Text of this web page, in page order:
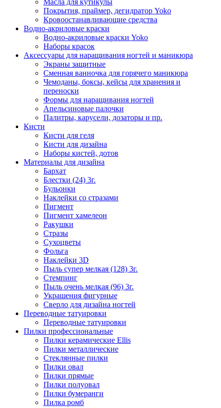
Масла для кутикулы
Покрытия, праймер, дегидратор Yoko
Кровоостанавливающие средства
Водно-акриловые краски
Водно-акриловые краски Yoko
Наборы красок
Аксессуары для наращивания ногтей и маникюра
Экраны защитные
Сменная ванночка для горячего маникюра
Чемоданы, боксы, кейсы для хранения и
переноски
Формы для наращивания ногтей
Апельсиновые палочки
Палитры, карусели, дозаторы и пр.
Кисти
Кисти для геля
Кисти для дизайна
Наборы кистей, дотов
Материалы для дизайна
Бархат
Блестки (24) 3г.
Бульонки
Наклейки со стразами
Пигмент
Пигмент хамелеон
Ракушки
Стразы
Сухоцветы
Фольга
Наклейки 3D
Пыль супер мелкая (128) 3г.
Стемпинг
Пыль очень мелкая (96) 3г.
Украшения фигурные
Сверло для дизайна ногтей
Переводные татуировки
Переводные татуировки
Пилки профессиональные
Пилки керамические Ellis
Пилки металлические
Стеклянные пилки
Пилки овал
Пилки прямые
Пилки полуовал
Пилки бумеранги
Пилка ромб